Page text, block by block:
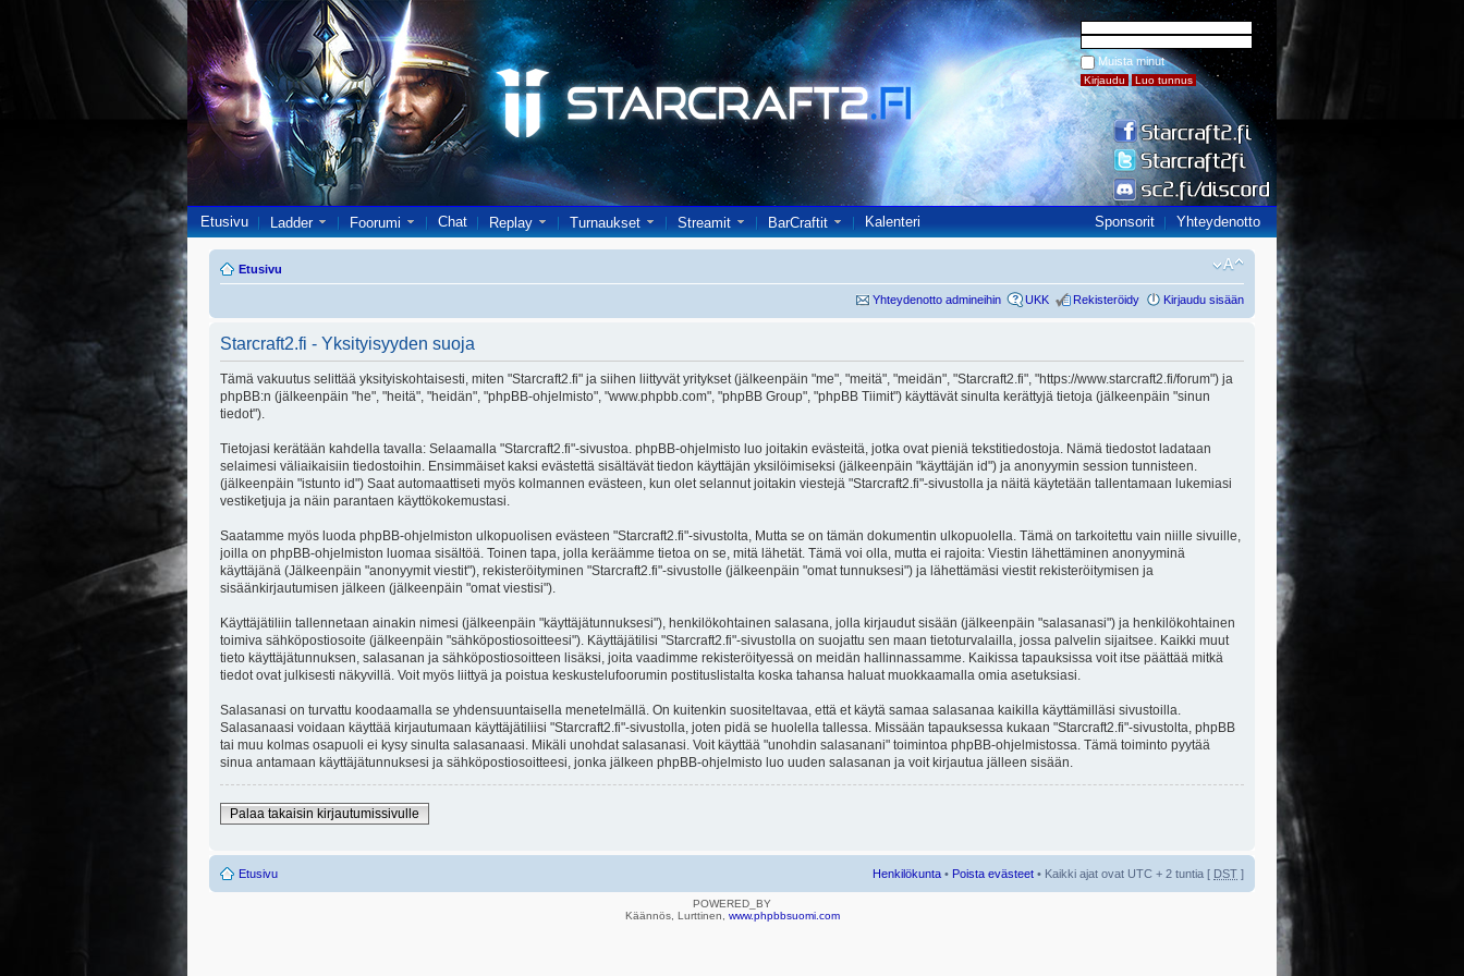
Muista minut
Etusivu Ladder Foorumi Chat Replay Turnaukset Streamit BarCraftit Kalenteri Sponsorit Yhteydenotto
Etusivu
Yhteydenotto admineihin UKK Rekisteröidy Kirjaudu sisään
Starcraft2.fi - Yksityisyyden suoja
Tämä vakuutus selittää yksityiskohtaisesti, miten "Starcraft2.fi" ja siihen liittyvät yritykset (jälkeenpäin "me", "meitä", "meidän", "Starcraft2.fi", "https://www.starcraft2.fi/forum") ja
phpBB:n (jälkeenpäin "he", "heitä", "heidän", "phpBB-ohjelmisto", "www.phpbb.com", "phpBB Group", "phpBB Tiimit") käyttävät sinulta kerättyjä tietoja (jälkeenpäin "sinun
tiedot").
Tietojasi kerätään kahdella tavalla: Selaamalla "Starcraft2.fi"-sivustoa. phpBB-ohjelmisto luo joitakin evästeitä, jotka ovat pieniä tekstitiedostoja. Nämä tiedostot ladataan
selaimesi väliaikaisiin tiedostoihin. Ensimmäiset kaksi evästettä sisältävät tiedon käyttäjän yksilöimiseksi (jälkeenpäin "käyttäjän id") ja anonyymin session tunnisteen.
(jälkeenpäin "istunto id") Saat automaattiseti myös kolmannen evästeen, kun olet selannut joitakin viestejä "Starcraft2.fi"-sivustolla ja näitä käytetään tallentamaan lukemiasi
vestiketjuja ja näin parantaen käyttökokemustasi.
Saatamme myös luoda phpBB-ohjelmiston ulkopuolisen evästeen "Starcraft2.fi"-sivustolta, Mutta se on tämän dokumentin ulkopuolella. Tämä on tarkoitettu vain niille sivuille,
joilla on phpBB-ohjelmiston luomaa sisältöä. Toinen tapa, jolla keräämme tietoa on se, mitä lähetät. Tämä voi olla, mutta ei rajoita: Viestin lähettäminen anonyyminä
käyttäjänä (Jälkeenpäin "anonyymit viestit"), rekisteröityminen "Starcraft2.fi"-sivustolle (jälkeenpäin "omat tunnuksesi") ja lähettämäsi viestit rekisteröitymisen ja
sisäänkirjautumisen jälkeen (jälkeenpäin "omat viestisi").
Käyttäjätiliin tallennetaan ainakin nimesi (jälkeenpäin "käyttäjätunnuksesi"), henkilökohtainen salasana, jolla kirjaudut sisään (jälkeenpäin "salasanasi") ja henkilökohtainen
toimiva sähköpostiosoite (jälkeenpäin "sähköpostiosoitteesi"). Käyttäjätilisi "Starcraft2.fi"-sivustolla on suojattu sen maan tietoturvalailla, jossa palvelin sijaitsee. Kaikki muut
tieto käyttäjätunnuksen, salasanan ja sähköpostiosoitteen lisäksi, joita vaadimme rekisteröityessä on meidän hallinnassamme. Kaikissa tapauksissa voit itse päättää mitkä
tiedot ovat julkisesti näkyvillä. Voit myös liittyä ja poistua keskustelufoorumin postituslistalta koska tahansa haluat muokkaamalla omia asetuksiasi.
Salasanasi on turvattu koodaamalla se yhdensuuntaisella menetelmällä. On kuitenkin suositeltavaa, että et käytä samaa salasanaa kaikilla käyttämilläsi sivustoilla.
Salasanaasi voidaan käyttää kirjautumaan käyttäjätiliisi "Starcraft2.fi"-sivustolla, joten pidä se huolella tallessa. Missään tapauksessa kukaan "Starcraft2.fi"-sivustolta, phpBB
tai muu kolmas osapuoli ei kysy sinulta salasanaasi. Mikäli unohdat salasanasi. Voit käyttää "unohdin salasanani" toimintoa phpBB-ohjelmistossa. Tämä toiminto pyytää
sinua antamaan käyttäjätunnuksesi ja sähköpostiosoitteesi, jonka jälkeen phpBB-ohjelmisto luo uuden salasanan ja voit kirjautua jälleen sisään.
Palaa takaisin kirjautumissivulle
Etusivu Henkilökunta • Poista evästeet • Kaikki ajat ovat UTC + 2 tuntia [ DST ]
POWERED_BY
Käännös, Lurttinen, www.phpbbsuomi.com